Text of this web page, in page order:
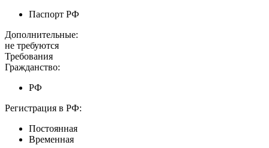
Паспорт РФ
Дополнительные:
не требуются
Требования
Гражданство:
РФ
Регистрация в РФ:
Постоянная
Временная